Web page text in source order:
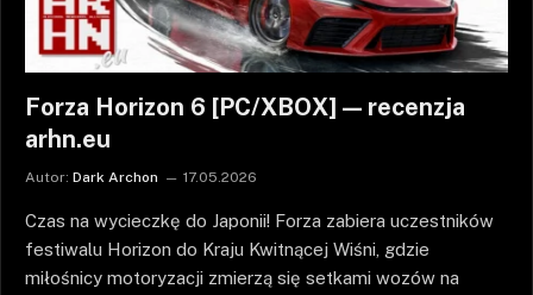
Forza Horizon 6 [PC/XBOX] — recenzja
arhn.eu
Autor: Dark Archon 17.05.2026
Czas na wycieczkę do Japonii! Forza zabiera uczestników
festiwalu Horizon do Kraju Kwitnącej Wiśni, gdzie
miłośnicy motoryzacji zmierzą się setkami wozów na